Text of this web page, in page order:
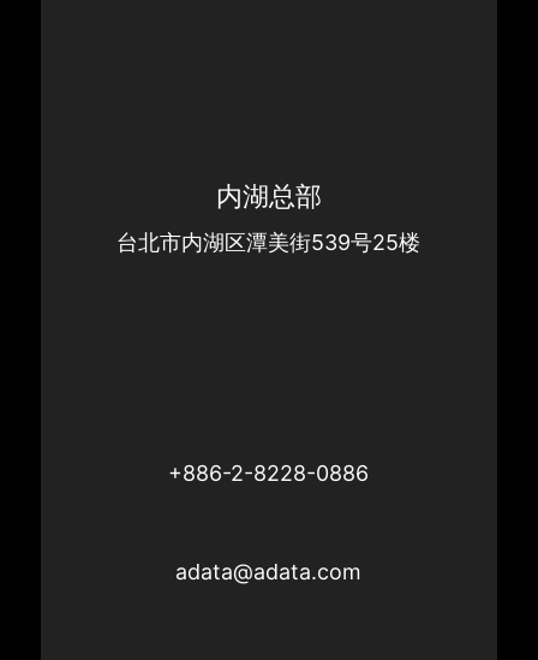
内湖总部
台北市内湖区潭美街539号25楼
+886-2-8228-0886
adata@adata.com